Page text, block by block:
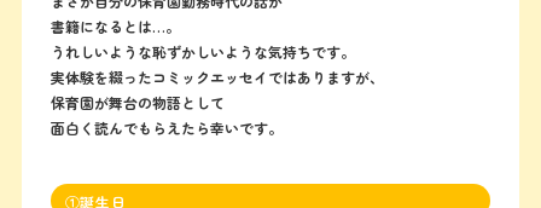
書籍になるとは…。
うれしいような恥ずかしいような気持ちです。
実体験を綴ったコミックエッセイではありますが、
保育園が舞台の物語として
面白く読んでもらえたら幸いです。
①誕生日